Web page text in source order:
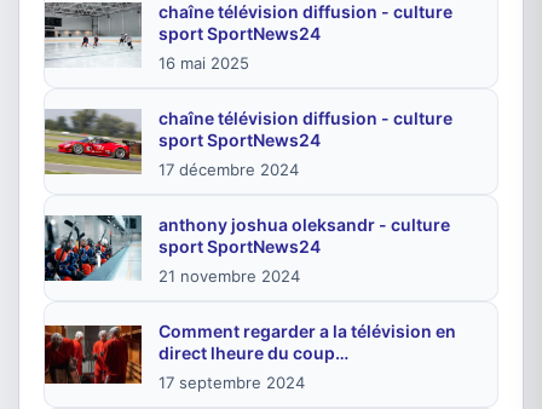
chaîne télévision diffusion - culture
sport SportNews24
16 mai 2025
chaîne télévision diffusion - culture
sport SportNews24
17 décembre 2024
anthony joshua oleksandr - culture
sport SportNews24
21 novembre 2024
Comment regarder a la télévision en
direct lheure du coup…
17 septembre 2024